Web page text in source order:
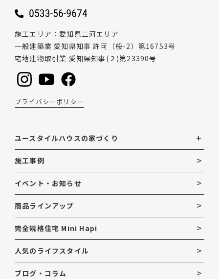
施工エリア
愛知県三河エリア
一般建築業 愛知県知事 許可（般-2）第16753号
宅地建物取引業 愛知県知事(２)第23390号
プライバシーポリシー
ユースタイルハウスの家づくり
施工事例
イベント・お知らせ
商品ラインアップ
完全規格住宅 Mini Hapi
人気のライフスタイル
ブログ・コラム